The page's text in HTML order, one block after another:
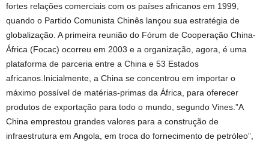
fortes relações comerciais com os países africanos em 1999,
quando o Partido Comunista Chinês lançou sua estratégia de
globalização. A primeira reunião do Fórum de Cooperação China-
África (Focac) ocorreu em 2003 e a organização, agora, é uma
plataforma de parceria entre a China e 53 Estados
africanos.Inicialmente, a China se concentrou em importar o
máximo possível de matérias-primas da África, para oferecer
produtos de exportação para todo o mundo, segundo Vines.”A
China emprestou grandes valores para a construção de
infraestrutura em Angola, em troca do fornecimento de petróleo”,